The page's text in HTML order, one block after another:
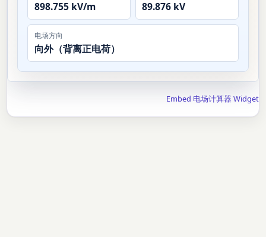
898.755 kV/m 89.876 kV
电场方向
向外（背离正电荷）
Embed 电场计算器 Widget